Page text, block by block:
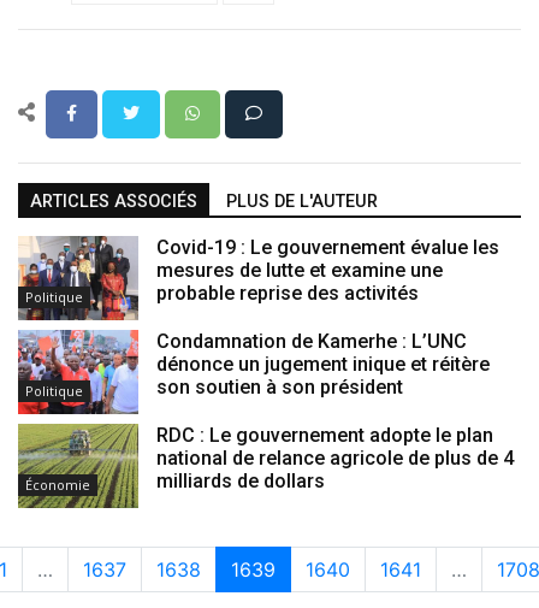
ARTICLES ASSOCIÉS PLUS DE L'AUTEUR
Politique
Covid-19 : Le gouvernement évalue les
mesures de lutte et examine une
probable reprise des activités
Politique
Condamnation de Kamerhe : L’UNC
dénonce un jugement inique et réitère
son soutien à son président
Économie
RDC : Le gouvernement adopte le plan
national de relance agricole de plus de 4
milliards de dollars
1 … 1637 1638 1639 1640 1641 … 1708